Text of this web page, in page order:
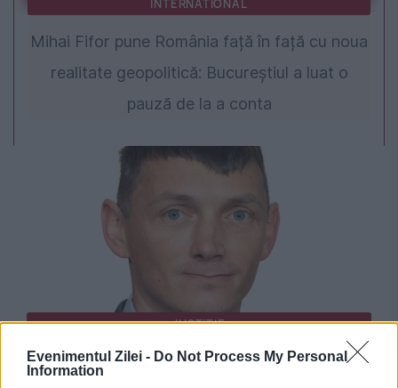
Evenimentul Zilei - Do Not Process My Personal
Information
INTERNATIONAL
Mihai Fifor pune România față în față cu noua
realitate geopolitică: Bucureștiul a luat o
pauză de la a conta
JUSTITIE
Paul Pintea, senatorul cu studii la